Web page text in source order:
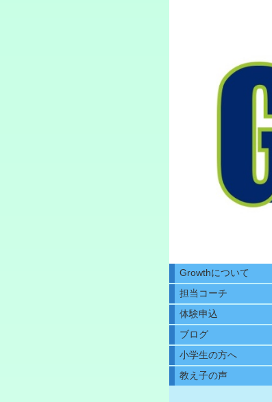
Growthについて
担当コーチ
体験申込
ブログ
小学生の方へ
教え子の声